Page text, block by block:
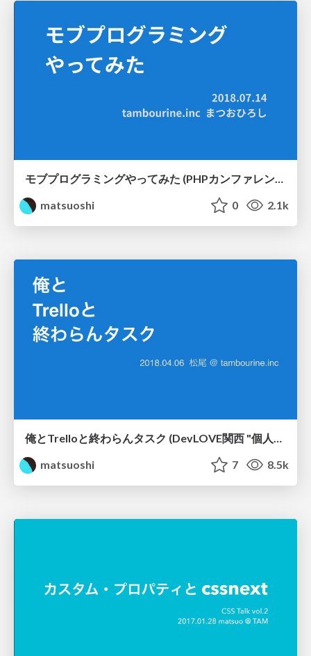
モブプログラミングやってみた (PHPカンファレンス関西2018懇親会LT) #phpkansai / mobmob
matsuoshi
0 2.1k
俺とTrelloと終わらんタスク (DevLOVE関西 "個人のタスクマネジメント"のコツや悩みを話す場 資料) #devkan
matsuoshi
7 8.5k